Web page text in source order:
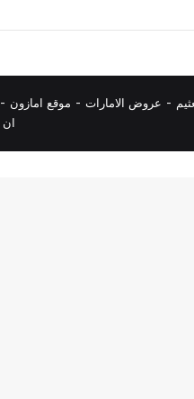
- عروض الامارات - موقع امازون -
ان